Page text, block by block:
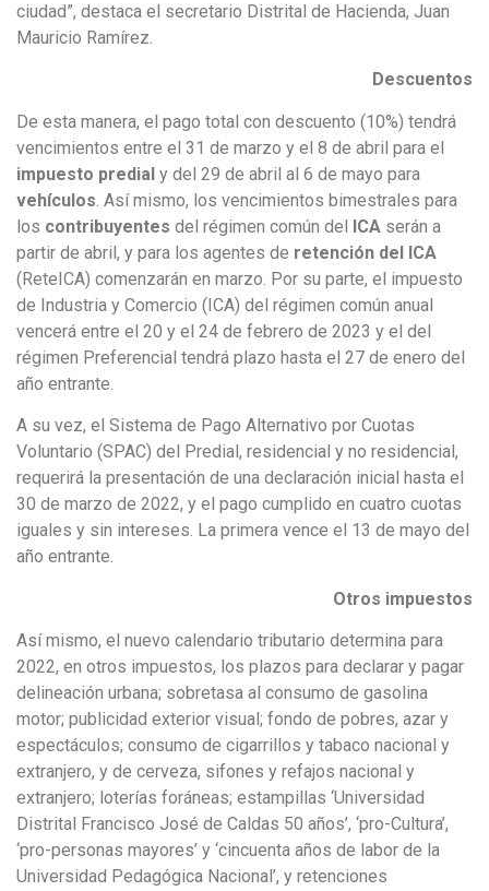
ciudad”, destaca el secretario Distrital de Hacienda, Juan
Mauricio Ramírez.
Descuentos
De esta manera, el pago total con descuento (10%) tendrá
vencimientos entre el 31 de marzo y el 8 de abril para el
impuesto predial y del 29 de abril al 6 de mayo para
vehículos. Así mismo, los vencimientos bimestrales para
los contribuyentes del régimen común del ICA serán a
partir de abril, y para los agentes de retención del ICA
(ReteICA) comenzarán en marzo. Por su parte, el impuesto
de Industria y Comercio (ICA) del régimen común anual
vencerá entre el 20 y el 24 de febrero de 2023 y el del
régimen Preferencial tendrá plazo hasta el 27 de enero del
año entrante.
A su vez, el Sistema de Pago Alternativo por Cuotas
Voluntario (SPAC) del Predial, residencial y no residencial,
requerirá la presentación de una declaración inicial hasta el
30 de marzo de 2022, y el pago cumplido en cuatro cuotas
iguales y sin intereses. La primera vence el 13 de mayo del
año entrante.
Otros impuestos
Así mismo, el nuevo calendario tributario determina para
2022, en otros impuestos, los plazos para declarar y pagar
delineación urbana; sobretasa al consumo de gasolina
motor; publicidad exterior visual; fondo de pobres, azar y
espectáculos; consumo de cigarrillos y tabaco nacional y
extranjero, y de cerveza, sifones y refajos nacional y
extranjero; loterías foráneas; estampillas ‘Universidad
Distrital Francisco José de Caldas 50 años’, ‘pro-Cultura’,
‘pro-personas mayores’ y ‘cincuenta años de labor de la
Universidad Pedagógica Nacional’, y retenciones